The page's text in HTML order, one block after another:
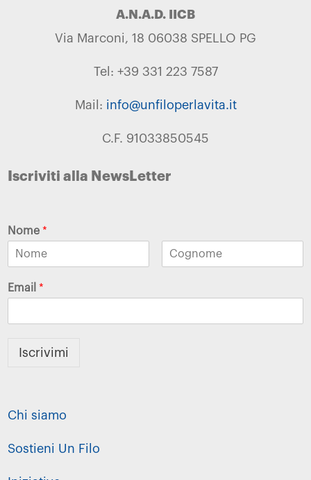
A.N.A.D. IICB
Via Marconi, 18 06038 SPELLO PG
Tel: +39 331 223 7587
Mail: info@unfiloperlavita.it
C.F. 91033850545
Iscriviti alla NewsLetter
Nome*
Email*
Iscrivimi
Chi siamo
Sostieni Un Filo